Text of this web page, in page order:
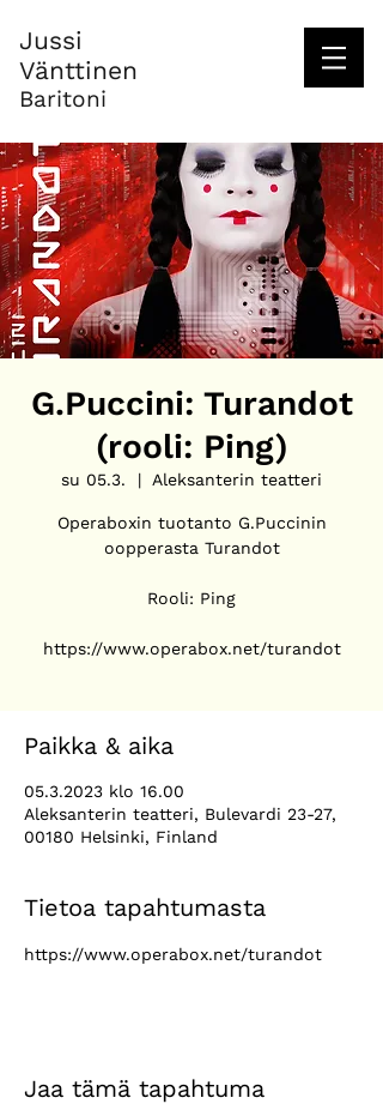
Jussi
Vänttinen
Baritoni
G.Puccini: Turandot
(rooli: Ping)
su 05.3.
  |
Aleksanterin teatteri
Operaboxin tuotanto G.Puccinin
oopperasta Turandot
Rooli: Ping
https://www.operabox.net/turandot
Paikka & aika
05.3.2023 klo 16.00
Aleksanterin teatteri, Bulevardi 23-27,
00180 Helsinki, Finland
Tietoa tapahtumasta
https://www.operabox.net/turandot
Jaa tämä tapahtuma